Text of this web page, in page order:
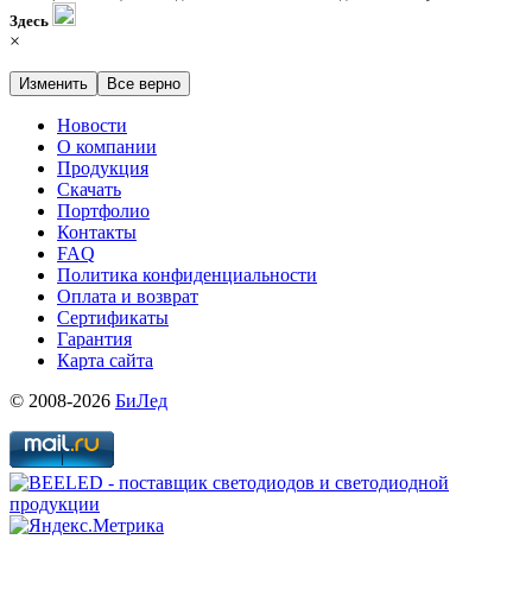
Здесь
×
Изменить Все верно
Новости
О компании
Продукция
Скачать
Портфолио
Контакты
FAQ
Политика конфиденциальности
Оплата и возврат
Сертификаты
Гарантия
Карта сайта
© 2008-2026 БиЛед